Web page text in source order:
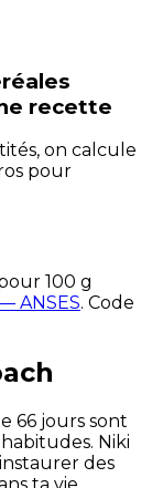
recette
on calcule
pour
100 g
ANSES. Code
66 jours sont
Niki
des